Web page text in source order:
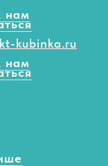
нам
kubinka.ru
нам